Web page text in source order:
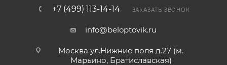
+7 (499) 113-14-14 ЗАКАЗАТЬ ЗВОНОК
info@beloptovik.ru
Москва ул.Нижние поля д.27 (м.
Марьино, Братиславская)